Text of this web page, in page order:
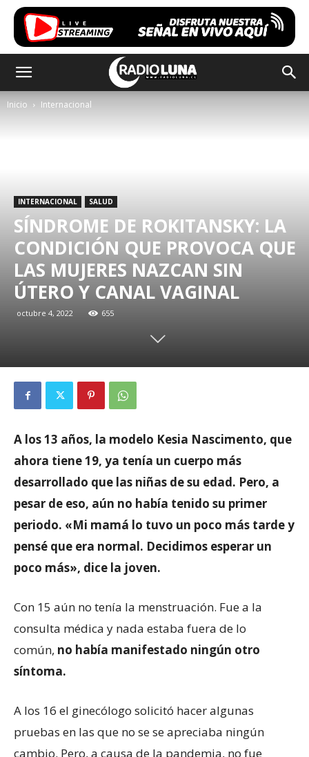
Inicio Internacional
INTERNACIONAL SALUD
SÍNDROME DE ROKITANSKY: LA
CONDICIÓN QUE PROVOCA QUE
LAS MUJERES NAZCAN SIN
ÚTERO Y CANAL VAGINAL
octubre 4, 2022 655
A los 13 años, la modelo Kesia Nascimento, que
ahora tiene 19, ya tenía un cuerpo más
desarrollado que las niñas de su edad. Pero, a
pesar de eso, aún no había tenido su primer
periodo. «Mi mamá lo tuvo un poco más tarde y
pensé que era normal. Decidimos esperar un
poco más», dice la joven.
Con 15 aún no tenía la menstruación. Fue a la
consulta médica y nada estaba fuera de lo
común, no había manifestado ningún otro
síntoma.
A los 16 el ginecólogo solicitó hacer algunas
pruebas en las que no se se apreciaba ningún
cambio. Pero, a causa de la pandemia, no fue